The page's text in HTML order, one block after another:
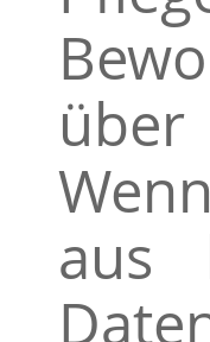
über
aus